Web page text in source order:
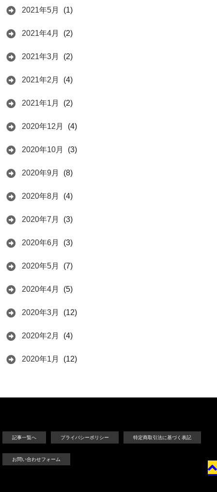
2021年5月 (1)
2021年4月 (2)
2021年3月 (2)
2021年2月 (4)
2021年1月 (2)
2020年12月 (4)
2020年10月 (3)
2020年9月 (8)
2020年8月 (4)
2020年7月 (3)
2020年6月 (3)
2020年5月 (7)
2020年4月 (5)
2020年3月 (12)
2020年2月 (4)
2020年1月 (12)
記事一覧へ プライバシーポリシー 特定商取引法に基づく表記
お問い合わせフォーム